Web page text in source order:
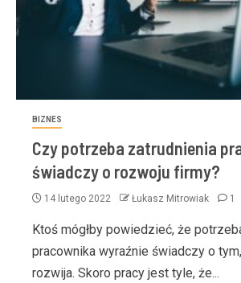
BIZNES
Czy potrzeba zatrudnienia
świadczy o rozwoju firmy?
14 lutego 2022 Łukasz Mitrowiak 1
Ktoś mógłby powiedzieć, że
pracownika wyraźnie świadczy o
rozwija. Skoro pracy jest tyle, że...